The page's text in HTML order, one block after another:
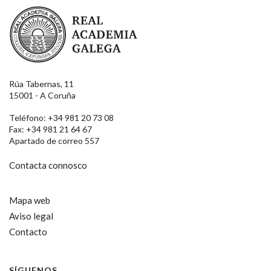
Real Academia Galega
Rúa Tabernas, 11
15001 - A Coruña
Teléfono: +34 981 20 73 08
Fax: +34 981 21 64 67
Apartado de correo 557
Contacta connosco
Mapa web
Aviso legal
Contacto